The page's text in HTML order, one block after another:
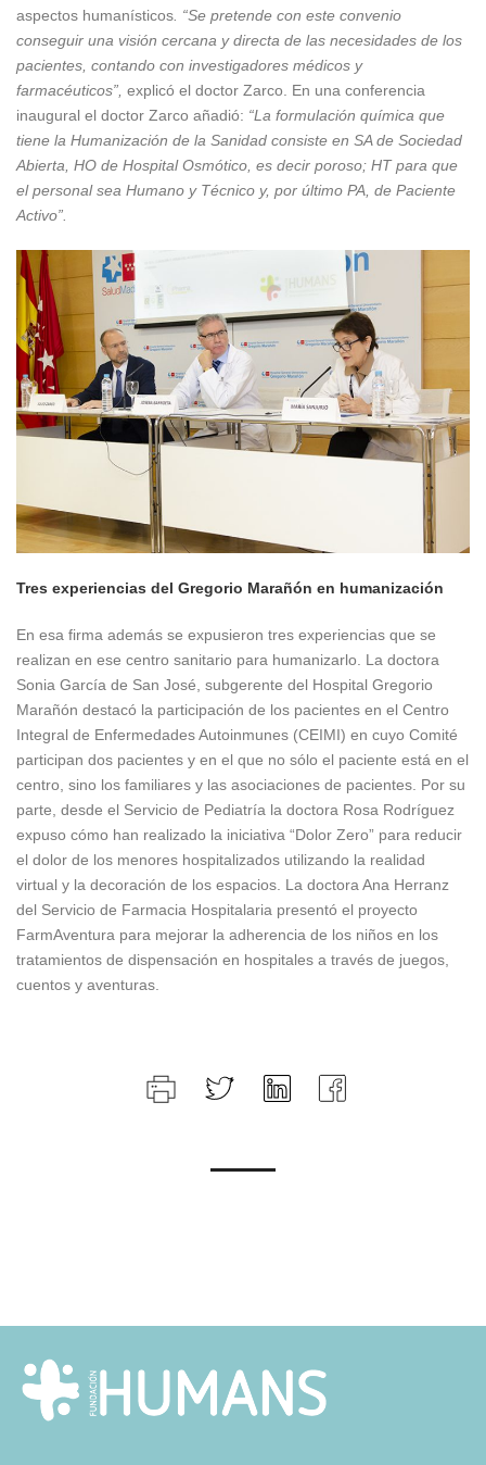
aspectos humanísticos . “Se pretende con este convenio
conseguir una visión cercana y directa de las necesidades de los
pacientes, contando con investigadores médicos y
farmacéuticos”, explicó el doctor Zarco. En una conferencia
inaugural el doctor Zarco añadió: “La formulación química que
tiene la Humanización de la Sanidad consiste en SA de Sociedad
Abierta, HO de Hospital Osmótico, es decir poroso; HT para que
el personal sea Humano y Técnico y, por último PA, de Paciente
Activo”.
Tres experiencias del Gregorio Marañón en humanización
En esa firma además se expusieron tres experiencias que se
realizan en ese centro sanitario para humanizarlo. La doctora
Sonia García de San José, subgerente del Hospital Gregorio
Marañón destacó la participación de los pacientes en el Centro
Integral de Enfermedades Autoinmunes (CEIMI) en cuyo Comité
participan dos pacientes y en el que no sólo el paciente está en el
centro, sino los familiares y las asociaciones de pacientes. Por su
parte, desde el Servicio de Pediatría la doctora Rosa Rodríguez
expuso cómo han realizado la iniciativa “Dolor Zero” para reducir
el dolor de los menores hospitalizados utilizando la realidad
virtual y la decoración de los espacios. La doctora Ana Herranz
del Servicio de Farmacia Hospitalaria presentó el proyecto
FarmAventura para mejorar la adherencia de los niños en los
tratamientos de dispensación en hospitales a través de juegos,
cuentos y aventuras.